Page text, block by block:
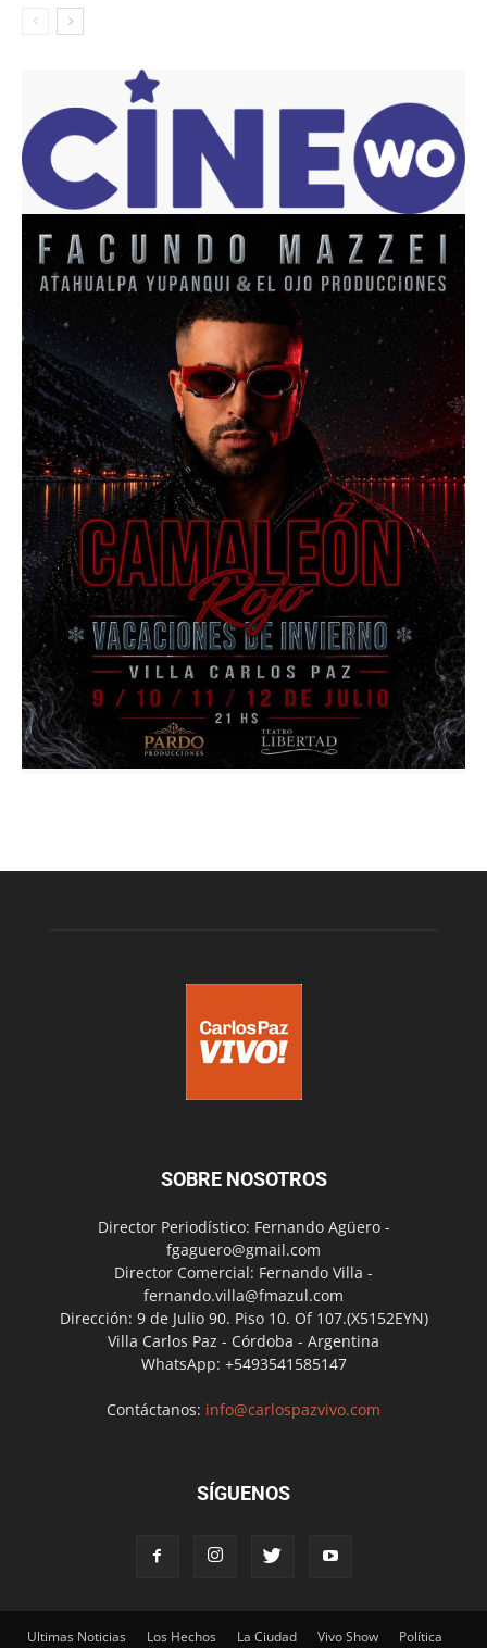
SOBRE NOSOTROS
Director Periodístico: Fernando Agüero -
fgaguero@gmail.com
Director Comercial: Fernando Villa -
fernando.villa@fmazul.com
Dirección: 9 de Julio 90. Piso 10. Of 107.(X5152EYN)
Villa Carlos Paz - Córdoba - Argentina
WhatsApp: +5493541585147
Contáctanos: info@carlospazvivo.com
SÍGUENOS
Ultimas Noticias Los Hechos La Ciudad Vivo Show Política